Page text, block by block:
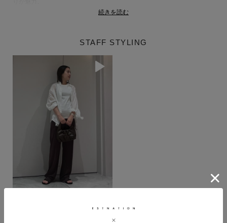
自然な光沢とシルクのような上品さを備え、透け感を抑えた繊細なフライ
■こちらは手洗い可能な商品です。
【MALU（マル）】
エイガールズが手がけるインナーウェアブランド、“Your Personal
Luxury―自分だけの贅沢を、肌にまとうー”をコンセプトに誕生。
最上級の素材を惜しみなく使い、ブランド名の由来でもある希少な丸胴編
み機を用いて、時間をかけて丁寧に編み上げた縫い目のないシームレスな
肌に寄り添うやさしさと、美しさを兼ね備えたアイテムが日常にささやか
な贅沢をもたらします。
続きを読む
STAFF STYLING